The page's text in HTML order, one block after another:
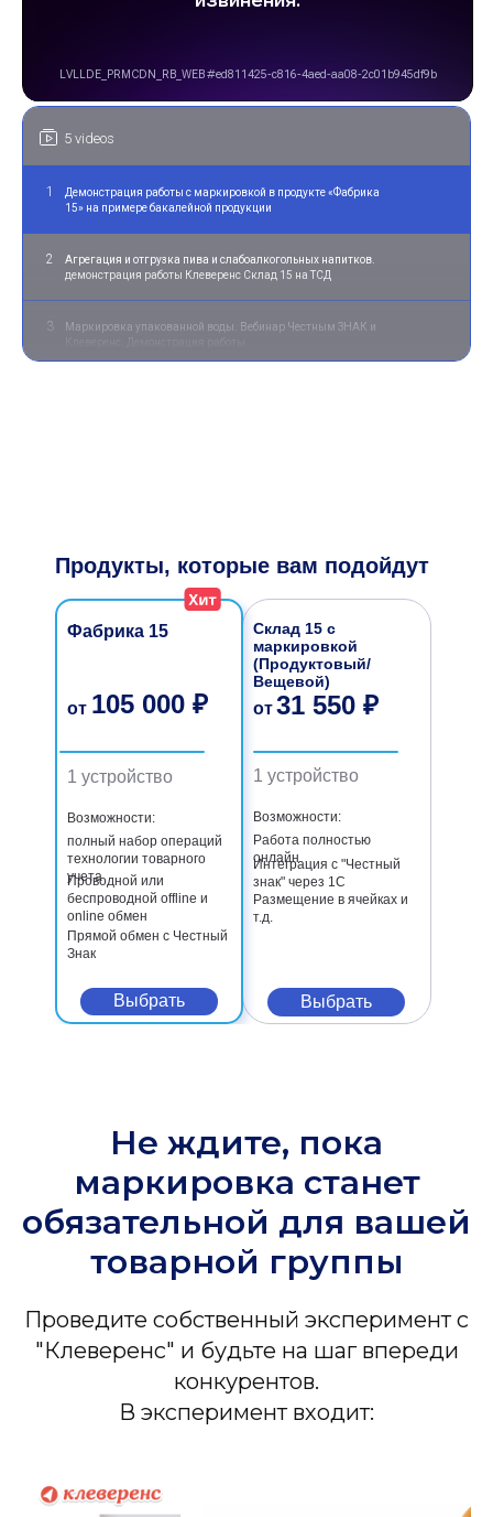
5 videos
1
Демонстрация работы с маркировкой в продукте «Фабрика
15» на примере бакалейной продукции
2
Агрегация и отгрузка пива и слабоалкогольных напитков.
демонстрация работы Клеверенс Склад 15 на ТСД
3
Маркировка упакованной воды. Вебинар Честным ЗНАК и
Продукты, которые вам подойдут
Склад 15 с
маркировкой
(Продуктовый/
Вещевой)
от 31 550 ₽
1 устройство
Возможности:
Работа полностью
онлайн
Фабрика 15
от 105 000 ₽
1 устройство
Возможности:
полный набор операций
технологии товарного
учета
Проводной или
беспроводной offline и
online обмен
Прямой обмен с Честный
Знак
Интеграция с "Честный
знак" через 1С
Размещение в ячейках и
т.д.
Выбрать
Выбрать
Не ждите, пока
маркировка станет
обязательной для вашей
товарной группы
Проведите собственный эксперимент с
"Клеверенс" и будьте на шаг впереди
конкурентов.
В эксперимент входит: